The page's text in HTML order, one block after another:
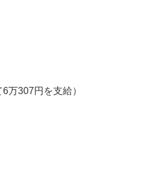
万307円を支給）